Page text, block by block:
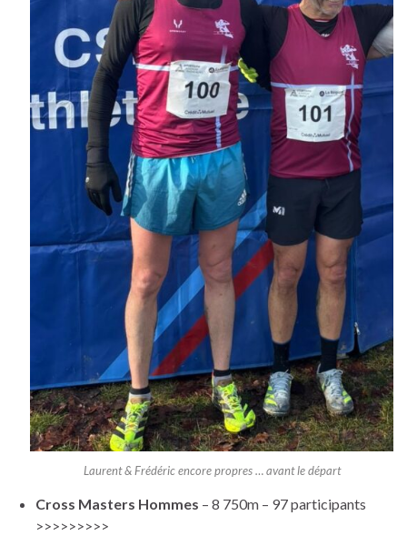
Laurent & Frédéric encore propres … avant le départ
Cross Masters Hommes – 8 750m – 97 participants
>>>>>>>>>